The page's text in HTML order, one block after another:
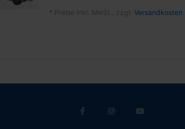
* Preise inkl. MwSt., zzgl. Versandkosten